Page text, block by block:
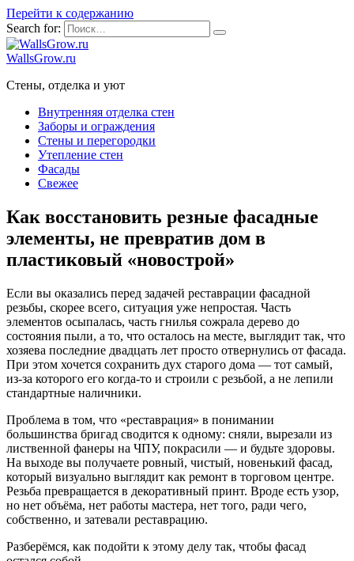
Перейти к содержанию
Search for:
WallsGrow.ru
Стены, отделка и уют
Внутренняя отделка стен
Заборы и ограждения
Стены и перегородки
Утепление стен
Фасады
Свежее
Как восстановить резные фасадные
элементы, не превратив дом в
пластиковый «новострой»
Если вы оказались перед задачей реставрации фасадной
резьбы, скорее всего, ситуация уже непростая. Часть
элементов осыпалась, часть гнилья сожрала дерево до
состояния пыли, а то, что осталось на месте, выглядит так, что
хозяева последние двадцать лет просто отвернулись от фасада.
При этом хочется сохранить дух старого дома — тот самый,
из-за которого его когда-то и строили с резьбой, а не лепили
стандартные наличники.
Проблема в том, что «реставрация» в понимании
большинства бригад сводится к одному: сняли, вырезали из
лиственной фанеры на ЧПУ, покрасили — и будьте здоровы.
На выходе вы получаете ровный, чистый, новенький фасад,
который визуально выглядит как ремонт в торговом центре.
Резьба превращается в декоративный принт. Вроде есть узор,
но нет объёма, нет работы мастера, нет того, ради чего,
собственно, и затевали реставрацию.
Разберёмся, как подойти к этому делу так, чтобы фасад